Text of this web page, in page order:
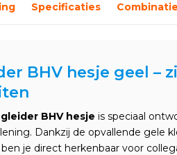
Specificaties
BHV hesje geel –
BHV hesje is speciaal
Dankzij de opvallende gele
ben je direct herkenbaar voor